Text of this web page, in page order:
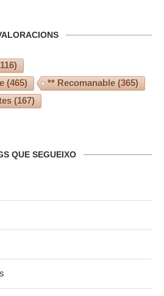
(465) ** Recomanable(365)
(167)
QUE SEGUEIXO